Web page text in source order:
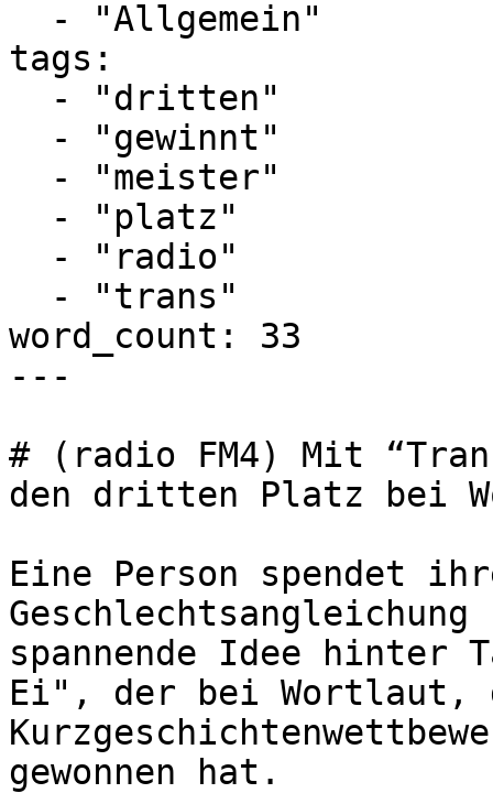
tags:
word_count: 33
---
# (radio FM4) Mit
den dritten Platz bei
Eine Person spendet
spannende Idee hinter
Ei", der bei Wortlaut,
gewonnen hat.